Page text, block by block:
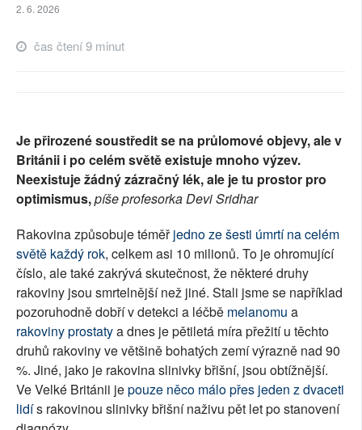
PLNÁ VERZE STRÁNEK
2. 6. 2026
čas čtení 9 minut
Je přirozené soustředit se na průlomové objevy, ale v
Británii i po celém světě existuje mnoho výzev.
Neexistuje žádný zázračný lék, ale je tu prostor pro
optimismus,píše profesorka Devi Sridhar
Rakovina způsobuje téměřjedno ze šesti úmrtí na celém
světě každý rok, celkem asi 10 milionů. To je ohromující
číslo, ale také zakrývá skutečnost, že některé druhy
rakoviny jsou smrtelnější než jiné. Stali jsme se například
pozoruhodně dobří v detekci a léčbě melanomu a
rakoviny prostatya dnes je pětiletá míra přežití u těchto
druhů rakoviny ve většině bohatých zemí výrazně nad 90
%. Jiné, jako je rakovina slinivky břišní, jsou obtížnější.
Ve Velké Británii jepouze něco málo přes jeden z dvaceti
lidís rakovinou slinivky břišní naživu pět let po stanovení